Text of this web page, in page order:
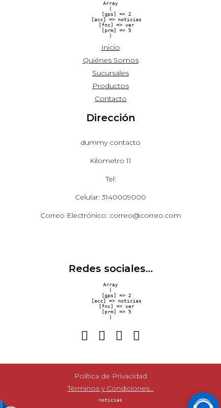
Array
(
    [gps] => 2
    [acc] => noticias
    [fnc] => ver
    [prm] => 5
Inicio
Quiénes Somos
Sucursales
Productos
Contacto
Dirección
dummy contacto
Kilometro 11
Tel:
Celular: 3140009000
Correo Electrónico: correo@correo.com
Redes sociales...
Array
(
    [gps] => 2
    [acc] => noticias
    [fnc] => ver
    [prm] => 5
Política de Privacidad
Términos y Condiciones...
noticias